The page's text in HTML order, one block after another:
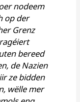
nodeem
op der
Grenz
bereed
de Nazien
ze bidden
wëlle mer